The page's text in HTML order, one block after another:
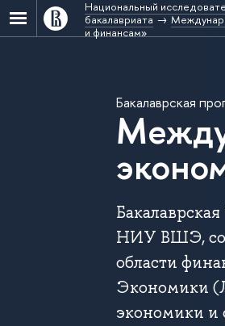
Национальный
бакалавриата
и финансам»
Бакалаврская
НИУ ВШЭ,
области
Экономики
экономики и